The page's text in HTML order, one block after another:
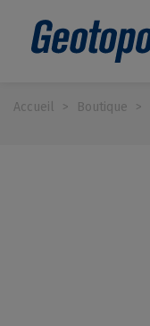
Accueil > Boutique >